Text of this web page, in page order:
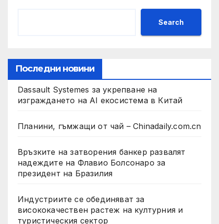
Search
Последни новини
Dassault Systemes за укрепване на
изграждането на AI екосистема в Китай
Планини, гъмжащи от чай – Chinadaily.com.cn
Връзките на затворения банкер развалят
надеждите на Флавио Болсонаро за
президент на Бразилия
Индустриите се обединяват за
висококачествен растеж на културния и
туристическия сектор